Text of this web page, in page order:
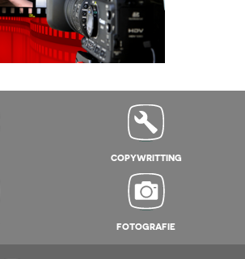
COPYWRITTING
FOTOGRAFIE